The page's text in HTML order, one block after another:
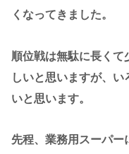
くなってきました。
順位戦は無駄に長くて
しいと思いますが、
いと思います。
先程、業務用スーパ